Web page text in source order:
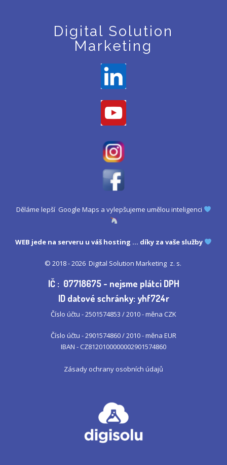
Digital Solution
Marketing
Děláme lepší Google Maps a vylepšujeme umělou inteligenci
WEB jede na serveru uváš hosting ... díky za vaše služby
© 2018 - 2026 Digital Solution Marketing z. s.
IČ : 07718675 - nejsme plátci DPH
ID datové schránky: yhf724r
Číslo účtu - 2501574853 / 2010 - měna CZK
Číslo účtu - 2901574860 / 2010 - měna EUR
IBAN - CZ8120100000002901574860
Zásady ochrany osobních údajů